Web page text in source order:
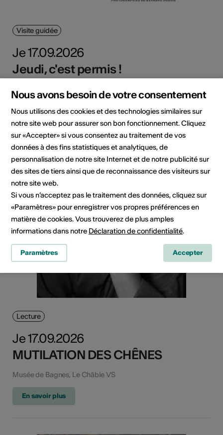
Visite guidée
Je 17.09.2026
Jeudi, c'est permis !
Médiathèque Valais - Martigny, Martigny
En savoir plus
Lecture
Je 17.09.2026
MUTILATION DES CHÊNES
Musée de Bagnes, Le Châble VS
En savoir plus
Nous avons besoin de votre consentement
Nous utilisons des cookies et des technologies similaires sur
notre site web pour assurer son bon fonctionnement. Cliquez
sur «Accepter» si vous consentez au traitement de vos
données à des fins statistiques et analytiques, de
personnalisation de notre site Internet et de notre publicité sur
des sites de tiers ainsi que de reconnaissance des visiteurs sur
notre site web.
Si vous n’acceptez pas le traitement des données, cliquez sur
«Paramètres» pour enregistrer vos propres préférences en
matière de cookies. Vous trouverez de plus amples
informations dans notre Déclaration de confidentialité.
Paramètres Accepter